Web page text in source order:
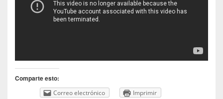
Comparte esto:
Correo electrónico Imprimir